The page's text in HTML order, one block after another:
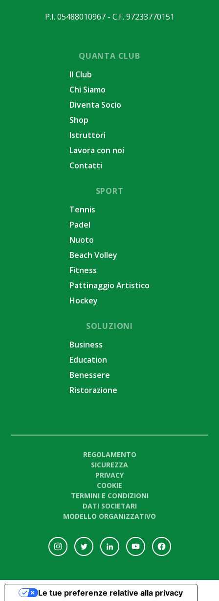
P.I. 05488010967 - C.F. 97233770151
QUANTA CLUB
Il Club
Chi Siamo
Diventa Socio
Shop
Istruttori
Lavora con noi
Contatti
SPORT
Tennis
Padel
Nuoto
Beach Volley
Fitness
Pattinaggio Artistico
Hockey
SOLUZIONI
Business
Education
Benessere
Ristorazione
REGOLAMENTO
SICUREZZA
PRIVACY
COOKIE
TERMINI E CONDIZIONI
DATI SOCIETARI
MODELLO ORGANIZZATIVO
Le tue preferenze relative alla privacy